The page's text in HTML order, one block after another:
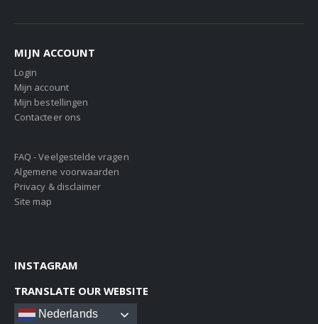
MIJN ACCOUNT
Login
Mijn account
Mijn bestellingen
Contacteer ons
FAQ - Veelgestelde vragen
Algemene voorwaarden
Privacy & disclaimer
Site map
INSTAGRAM
TRANSLATE OUR WEBSITE
Nederlands